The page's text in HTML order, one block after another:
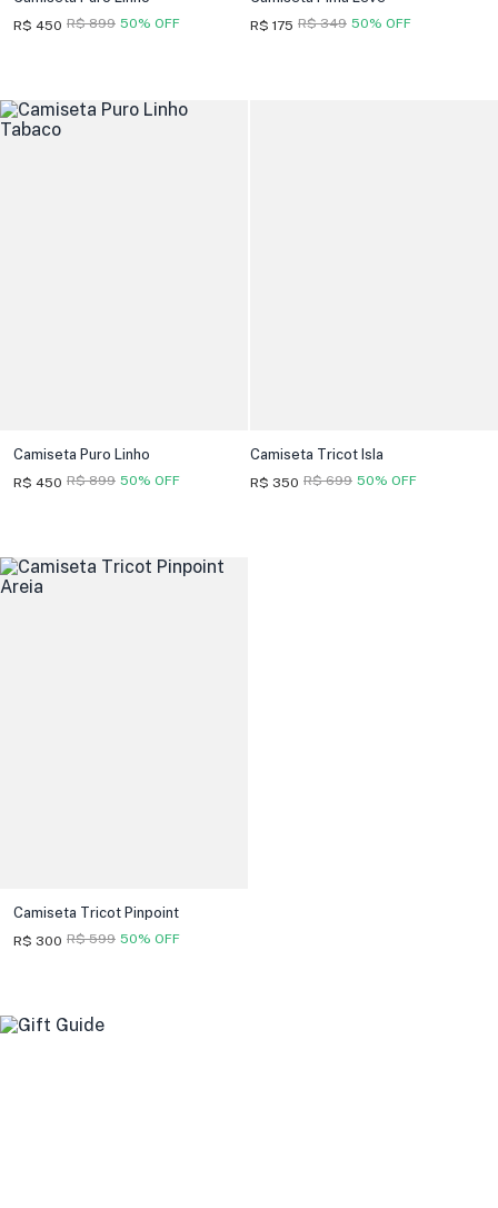
R$ 450 50% OFF
R$ 899 R$ 175 50% OFF
R$ 349
Camiseta Puro Linho
R$ 450 50% OFF
R$ 899
Camiseta Tricot Isla
R$ 350 50% OFF
R$ 699
Camiseta Tricot Pinpoint
R$ 300 50% OFF
R$ 599